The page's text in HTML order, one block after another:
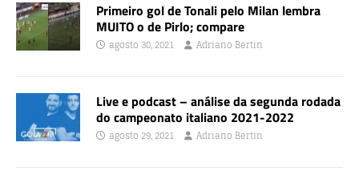
Primeiro gol de Tonali pelo Milan lembra
MUITO o de Pirlo; compare
agosto 30, 2021 Adriano Bertin
Live e podcast – análise da segunda rodada
do campeonato italiano 2021-2022
agosto 29, 2021 Adriano Bertin